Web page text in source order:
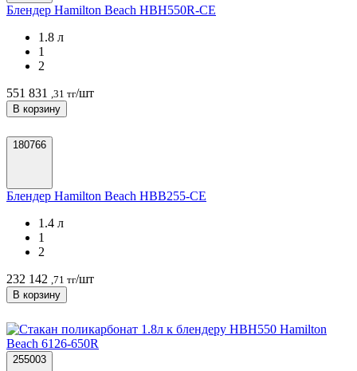
Блендер Hamilton Beach HBH550R-CE
1.8 л
1
2
551 831
,31 тг/шт
В корзину
180766
Блендер Hamilton Beach HBB255-CE
1.4 л
1
2
232 142 ,71 тг/шт
В корзину
255003